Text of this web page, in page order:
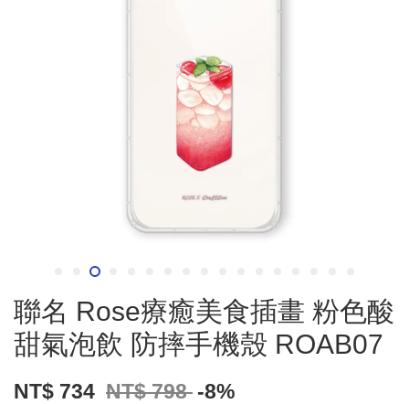
聯名 Rose療癒美食插畫 粉色酸
甜氣泡飲 防摔手機殼 ROAB07
NT$ 734 NT$ 798 -8%